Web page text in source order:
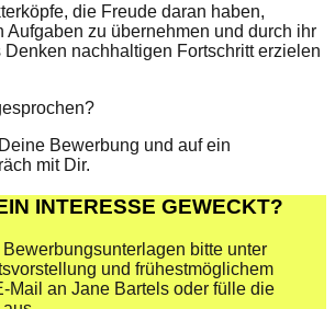
die Freude daran haben,
Aufgaben zu übernehmen und durch ihr
nachhaltigen Fortschritt erzielen
Bewerbung und auf ein
mit Dir.
INTERESSE GEWECKT?
bitte unter
und frühestmöglichem
Mail an Jane Bartels oder fülle die